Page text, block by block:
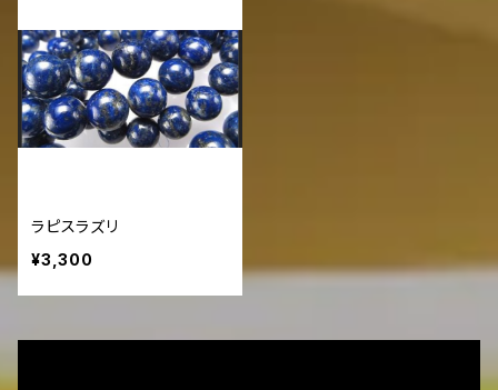
ラピスラズリ
¥3,300